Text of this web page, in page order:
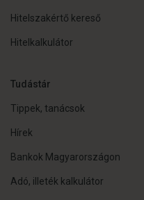
Hitelszakértő kereső
Hitelkalkulátor
Tudástár
Tippek, tanácsok
Hírek
Bankok Magyarországon
Adó, illeték kalkulátor